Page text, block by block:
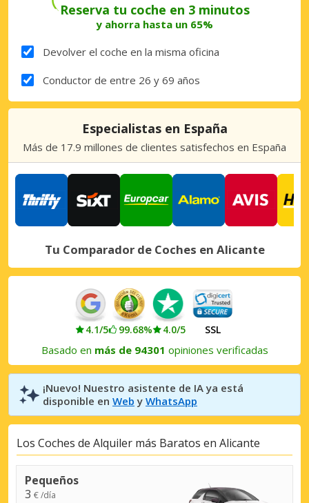
Reserva tu coche en 3 minutos
y ahorra hasta un 65%
Devolver el coche en la misma oficina
Conductor de entre 26 y 69 años
Especialistas en España
Más de 17.9 millones de clientes satisfechos en España
Tu Comparador de Coches en Alicante
4.1/5 99.68% 4.0/5 SSL
Basado en más de 94301 opiniones verificadas
¡Nuevo! Nuestro asistente de IA ya está
disponible en Web y WhatsApp
Los Coches de Alquiler más Baratos en Alicante
Pequeños
3 € /día